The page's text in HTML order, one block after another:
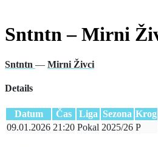
Sntntn – Mirni
Sntntn — Mirni Živci
Details
Datum Čas Liga Sezona Krog
09.01.2026 21:20 Pokal 2025/26 P